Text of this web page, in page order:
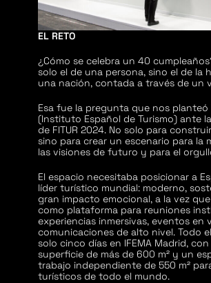
EL RETO
¿Cómo se celebra un 40
solo el de una persona, sino el de la
una nación, contada a través de un
Esa fue la pregunta que nos planteó
(Instituto Español de Turismo) ante
de FITUR 2024. No solo para
sino para crear un escenario para la
las visiones de futuro y para el
El espacio necesitaba posicionar a
líder turístico mundial: moderno,
gran impacto emocional, a la vez
como plataforma para reuniones
experiencias inmersivas, eventos en
comunicaciones de alto nivel. Todo
solo cinco días en IFEMA Madrid,
superficie de más de 600 m² y un
trabajo independiente de 550 m²
turísticos de todo el mundo.